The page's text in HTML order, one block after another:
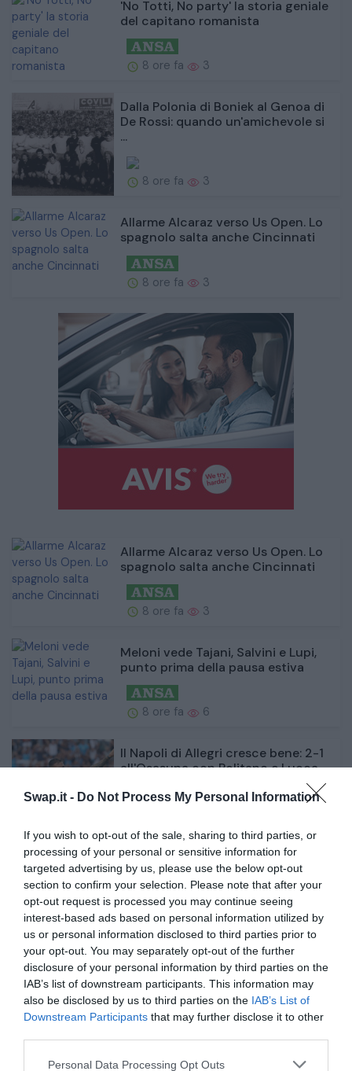
Swap.it - Do Not Process My Personal Information
If you wish to opt-out of the sale, sharing to third parties, or
processing of your personal or sensitive information for
targeted advertising by us, please use the below opt-out
section to confirm your selection. Please note that after your
opt-out request is processed you may continue seeing
interest-based ads based on personal information utilized by
us or personal information disclosed to third parties prior to
your opt-out. You may separately opt-out of the further
disclosure of your personal information by third parties on the
IAB’s list of downstream participants. This information may
also be disclosed by us to third parties on the IAB’s List of
Downstream Participants that may further disclose it to other
Personal Data Processing Opt Outs
'No Totti, No party' la storia geniale
del capitano romanista
8 ore fa 3
Dalla Polonia di Boniek al Genoa di
De Rossi: quando un'amichevole si
...
8 ore fa 3
Allarme Alcaraz verso Us Open. Lo
spagnolo salta anche Cincinnati
8 ore fa 3
Allarme Alcaraz verso Us Open. Lo
spagnolo salta anche Cincinnati
8 ore fa 3
Meloni vede Tajani, Salvini e Lupi,
punto prima della pausa estiva
8 ore fa 6
Il Napoli di Allegri cresce bene: 2-1
all'Osasuna con Politano e Lucca...
Il Napoli di Allegri cresce bene: 2-1
all'Osasuna con Politano e Lucca...
8 ore fa 3